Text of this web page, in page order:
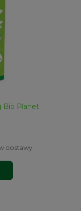
Bio Planet
dostawy